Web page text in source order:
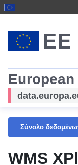
Σύνολο
WMS